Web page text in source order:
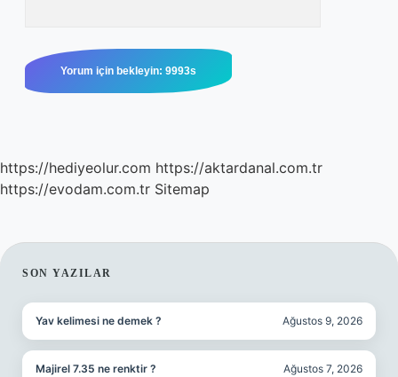
https://hediyeolur.com https://aktardanal.com.tr
https://evodam.com.tr Sitemap
SIDEBAR
SON YAZILAR
Yav kelimesi ne demek ? Ağustos 9, 2026
Majirel 7.35 ne renktir ? Ağustos 7, 2026